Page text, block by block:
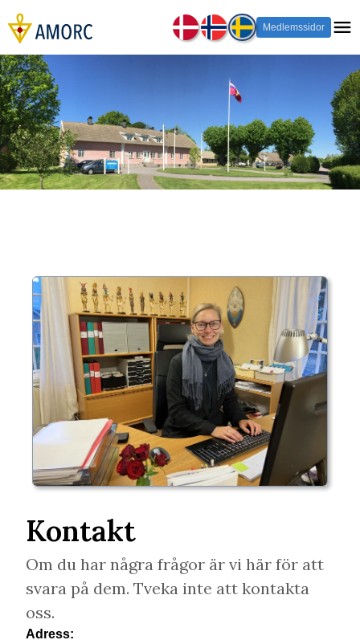
Medlemssidor
Kontakt
Om du har några frågor är vi här för att
svara på dem. Tveka inte att kontakta
oss.
Adress: